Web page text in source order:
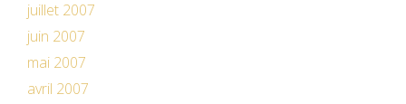
juillet 2007
juin 2007
mai 2007
avril 2007